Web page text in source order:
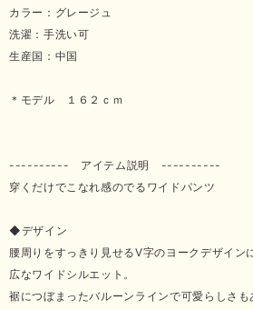
カラー：グレージュ
洗濯：手洗い可
生産国：中国
＊モデル １６２ｃｍ
---------- アイテム説明 ----------
穿くだけでこなれ感のでるワイドパンツ
◆デザイン
腰周りをすっきり見せるV字のヨークデザイン
広なワイドシルエット。
裾につぼまったバルーンラインで可愛らしさも